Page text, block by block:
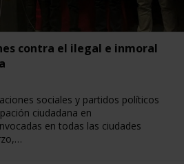
contra el ilegal e inmoral
sociales y partidos políticos
ciudadana en
en todas las ciudades